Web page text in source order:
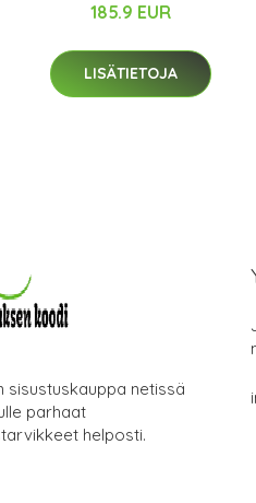
185.9 EUR
LISÄTIETOJA
sisustuskauppa netissä
parhaat
helposti.